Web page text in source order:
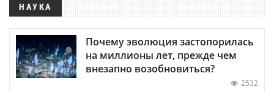
НАУКА
Почему эволюция застопорилась
на миллионы лет, прежде чем
внезапно возобновиться?
2532